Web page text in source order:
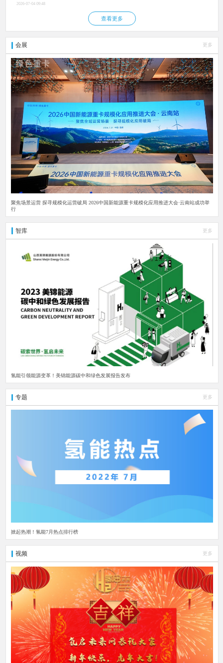
2026-07-04 09:48
查看更多
会展 更多
聚焦场景运营 探寻规模化运营破局 2026中国新能源重卡规模化应用推进大会·云南站成功举
行
智库 更多
氢能引领能源变革！美锦能源碳中和绿色发展报告发布
专题 更多
掀起热潮！氢能7月热点排行榜
视频 更多